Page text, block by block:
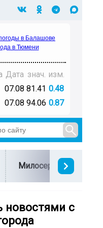
в Балашове
в Тюмени
Дата знач. изм.
07.08 81.41 0.48
07.08 94.06 0.87
Милосердие
новостями с